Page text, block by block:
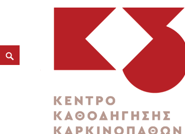
Νέα Κοινή